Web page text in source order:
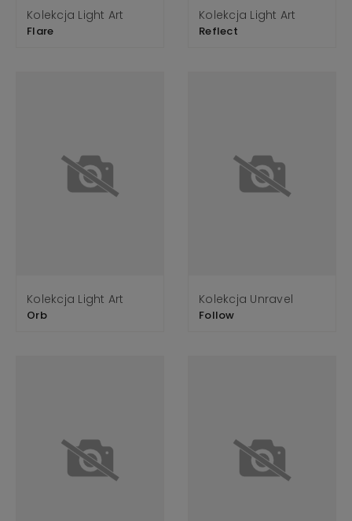
Kolekcja Light Art
Flare
Kolekcja Light Art
Reflect
Kolekcja Light Art
Orb
Kolekcja Unravel
Follow